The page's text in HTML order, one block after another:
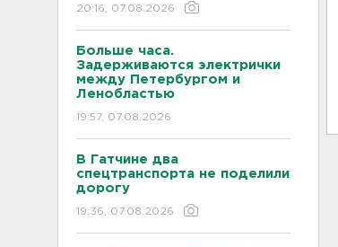
20:16, 07.08.2026
Больше часа.
Задерживаются электрички
между Петербургом и
Ленобластью
19:57, 07.08.2026
В Гатчине два
спецтранспорта не поделили
дорогу
19:36, 07.08.2026